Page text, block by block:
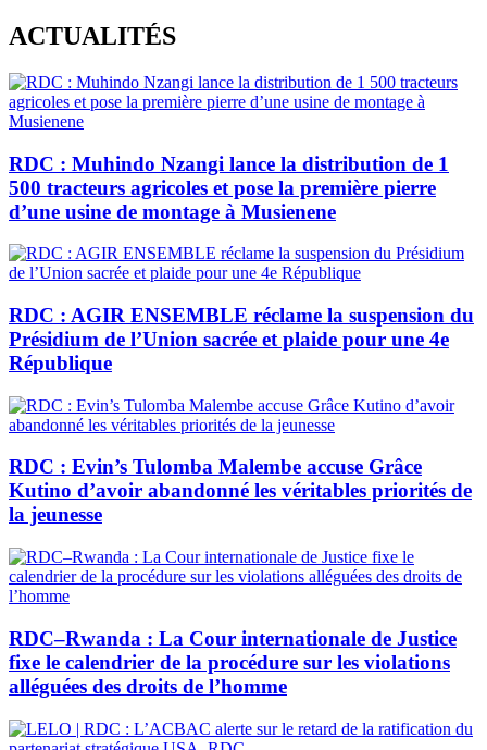
Skip
to
content
ACTUALITÉS
RDC : Muhindo Nzangi lance la distribution de 1
500 tracteurs agricoles et pose la première pierre
d’une usine de montage à Musienene
RDC : AGIR ENSEMBLE réclame la suspension du
Présidium de l’Union sacrée et plaide pour une 4e
République
RDC : Evin’s Tulomba Malembe accuse Grâce
Kutino d’avoir abandonné les véritables priorités de
la jeunesse
RDC–Rwanda : La Cour internationale de Justice
fixe le calendrier de la procédure sur les violations
alléguées des droits de l’homme